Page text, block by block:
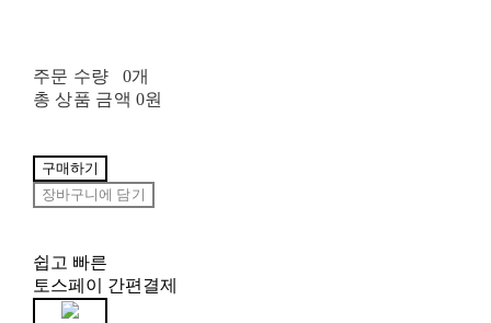
주문 수량
0개
총 상품 금액 0원
구매하기
장바구니에 담기
쉽고 빠른
토스페이 간편결제